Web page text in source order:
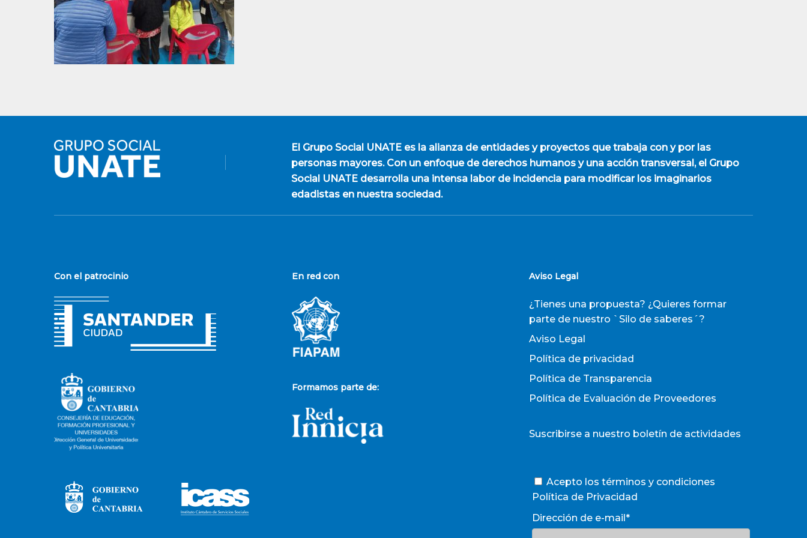
El Grupo Social UNATEes la alianza de entidades y proyectos que trabaja con y por las
personas mayores. Con un enfoque de derechos humanos y una acción transversal, el Grupo
Social UNATE desarrolla una intensa labor de incidencia para modificar los imaginarios
edadistas en nuestra sociedad.
Con el patrocinio En red con
Formamos parte de:
Aviso Legal
¿Tienes una propuesta? ¿Quieres formar
parte de nuestro `Silo de saberes´?
Aviso Legal
Política de privacidad
Política de Transparencia
Política de Evaluación de Proveedores
Suscribirse a nuestro boletín de actividades
Acepto los términos y condiciones
Política de Privacidad
Dirección de e-mail*